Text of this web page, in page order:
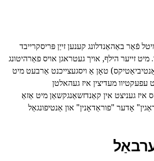
פֿאַר באַהאַנדלונג קענען זייַן פּריסקרייבד
זייער הילף, אויך געטראגן אויס פאַרהיטונג
טאָן אַ ויסגעצייכנט אַרבעט מיט
מעדיצין איז געהאלטן
איז געניצט אין קאַנדזשאַנגקשאַן מיט אַזאַ
אָדער "פוראַדאָנין" און אַנטיפונגאַל
ערבאַל